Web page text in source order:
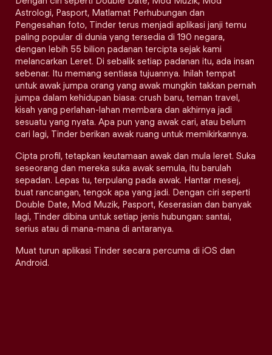
Astrologi, Pasport, Matlamat Perhubungan dan
Pengesahan foto, Tinder terus menjadi aplikasi janji temu
paling popular di dunia yang tersedia di 190 negara,
dengan lebih 55 bilion padanan tercipta sejak kami
melancarkan Leret. Di sebalik setiap padanan itu, ada insan
sebenar. Itu memang sentiasa tujuannya. Inilah tempat
untuk awak jumpa orang yang awak mungkin takkan pernah
jumpa dalam kehidupan biasa: crush baru, teman travel,
kisah yang perlahan-lahan membara dan akhirnya jadi
sesuatu yang nyata. Apa pun yang awak cari, atau belum
cari lagi, Tinder berikan awak ruang untuk memikirkannya.
Cipta profil, tetapkan keutamaan awak dan mula leret. Suka
seseorang dan mereka suka awak semula, itu barulah
sepadan. Lepas tu, terpulang pada awak. Hantar mesej,
buat rancangan, tengok apa yang jadi. Dengan ciri seperti
Double Date, Mod Muzik, Pasport, Keserasian dan banyak
lagi, Tinder dibina untuk setiap jenis hubungan: santai,
serius atau di mana-mana di antaranya.
Muat turun aplikasi Tinder secara percuma di iOS dan
Android.